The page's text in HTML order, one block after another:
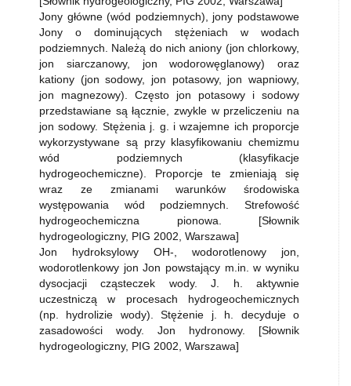
Jony główne (wód podziemnych), jony podstawowe
Jony o dominujących stężeniach w wodach
podziemnych. Należą do nich aniony (jon chlorkowy,
jon siarczanowy, jon wodorowęglanowy) oraz
kationy (jon sodowy, jon potasowy, jon wapniowy,
jon magnezowy). Często jon potasowy i sodowy
przedstawiane są łącznie, zwykle w przeliczeniu na
jon sodowy. Stężenia j. g. i wzajemne ich proporcje
wykorzystywane są przy klasyfikowaniu chemizmu
wód podziemnych (klasyfikacje
hydrogeochemiczne). Proporcje te zmieniają się
wraz ze zmianami warunków środowiska
występowania wód podziemnych. Strefowość
hydrogeochemiczna pionowa. [Słownik
hydrogeologiczny, PIG 2002, Warszawa]
Jon hydroksylowy OH-, wodorotlenowy jon,
wodorotlenkowy jon Jon powstający m.in. w wyniku
dysocjacji cząsteczek wody. J. h. aktywnie
uczestniczą w procesach hydrogeochemicznych
(np. hydrolizie wody). Stężenie j. h. decyduje o
zasadowości wody. Jon hydronowy. [Słownik
hydrogeologiczny, PIG 2002, Warszawa]